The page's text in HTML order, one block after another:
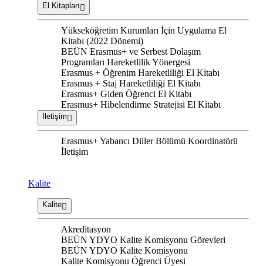
El Kitapları
Yükseköğretim Kurumları İçin Uygulama El
Kitabı (2022 Dönemi)
BEÜN Erasmus+ ve Serbest Dolaşım
Programları Hareketlilik Yönergesi
Erasmus + Öğrenim Hareketliliği El Kitabı
Erasmus + Staj Hareketliliği El Kitabı
Erasmus+ Giden Öğrenci El Kitabı
Erasmus+ Hibelendirme Stratejisi El Kitabı
İletişim
Erasmus+ Yabancı Diller Bölümü Koordinatörü
İletişim
Kalite
Kalite
Akreditasyon
BEÜN YDYO Kalite Komisyonu Görevleri
BEÜN YDYO Kalite Komisyonu
Kalite Komisyonu Öğrenci Üyesi